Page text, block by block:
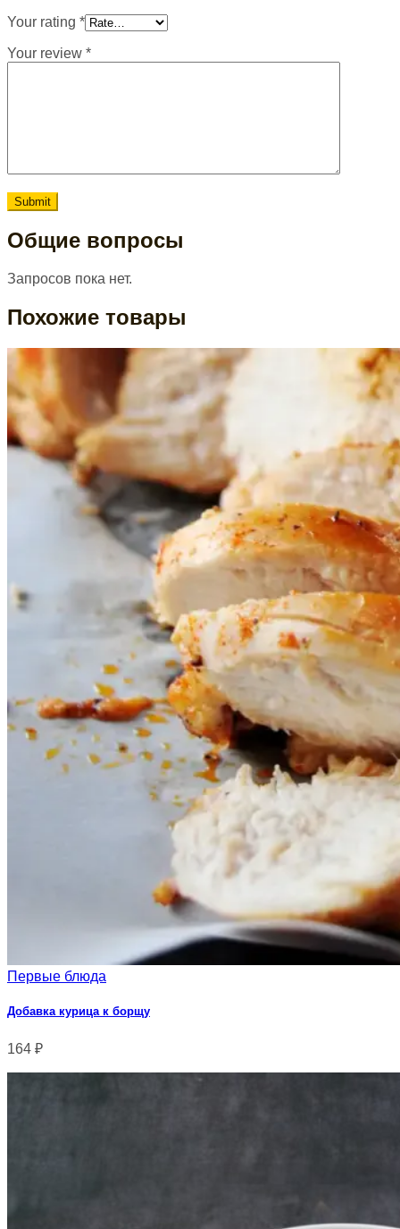
Your rating *
Your review *
Общие вопросы
Запросов пока нет.
Похожие товары
Первые блюда
Добавка курица к борщу
164 ₽